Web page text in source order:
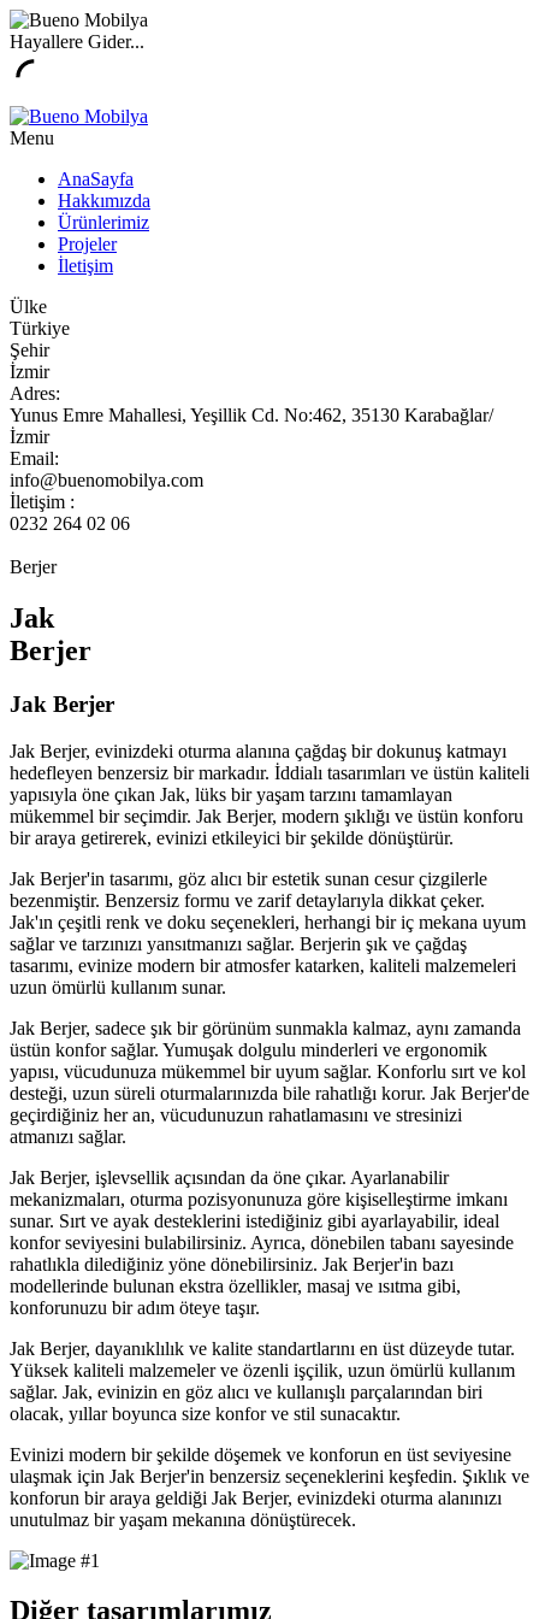
Hayallere Gider...
Menu
AnaSayfa
Hakkımızda
Ürünlerimiz
Projeler
İletişim
Ülke
Türkiye
Şehir
İzmir
Adres:
Yunus Emre Mahallesi, Yeşillik Cd. No:462, 35130 Karabağlar/
İzmir
Email:
info@buenomobilya.com
İletişim :
0232 264 02 06
Berjer
Jak
Berjer
Jak Berjer
Jak Berjer, evinizdeki oturma alanına çağdaş bir dokunuş katmayı
hedefleyen benzersiz bir markadır. İddialı tasarımları ve üstün kaliteli
yapısıyla öne çıkan Jak, lüks bir yaşam tarzını tamamlayan
mükemmel bir seçimdir. Jak Berjer, modern şıklığı ve üstün konforu
bir araya getirerek, evinizi etkileyici bir şekilde dönüştürür.
Jak Berjer'in tasarımı, göz alıcı bir estetik sunan cesur çizgilerle
bezenmiştir. Benzersiz formu ve zarif detaylarıyla dikkat çeker.
Jak'ın çeşitli renk ve doku seçenekleri, herhangi bir iç mekana uyum
sağlar ve tarzınızı yansıtmanızı sağlar. Berjerin şık ve çağdaş
tasarımı, evinize modern bir atmosfer katarken, kaliteli malzemeleri
uzun ömürlü kullanım sunar.
Jak Berjer, sadece şık bir görünüm sunmakla kalmaz, aynı zamanda
üstün konfor sağlar. Yumuşak dolgulu minderleri ve ergonomik
yapısı, vücudunuza mükemmel bir uyum sağlar. Konforlu sırt ve kol
desteği, uzun süreli oturmalarınızda bile rahatlığı korur. Jak Berjer'de
geçirdiğiniz her an, vücudunuzun rahatlamasını ve stresinizi
atmanızı sağlar.
Jak Berjer, işlevsellik açısından da öne çıkar. Ayarlanabilir
mekanizmaları, oturma pozisyonunuza göre kişiselleştirme imkanı
sunar. Sırt ve ayak desteklerini istediğiniz gibi ayarlayabilir, ideal
konfor seviyesini bulabilirsiniz. Ayrıca, dönebilen tabanı sayesinde
rahatlıkla dilediğiniz yöne dönebilirsiniz. Jak Berjer'in bazı
modellerinde bulunan ekstra özellikler, masaj ve ısıtma gibi,
konforunuzu bir adım öteye taşır.
Jak Berjer, dayanıklılık ve kalite standartlarını en üst düzeyde tutar.
Yüksek kaliteli malzemeler ve özenli işçilik, uzun ömürlü kullanım
sağlar. Jak, evinizin en göz alıcı ve kullanışlı parçalarından biri
olacak, yıllar boyunca size konfor ve stil sunacaktır.
Evinizi modern bir şekilde döşemek ve konforun en üst seviyesine
ulaşmak için Jak Berjer'in benzersiz seçeneklerini keşfedin. Şıklık ve
konforun bir araya geldiği Jak Berjer, evinizdeki oturma alanınızı
unutulmaz bir yaşam mekanına dönüştürecek.
Diğer tasarımlarımız